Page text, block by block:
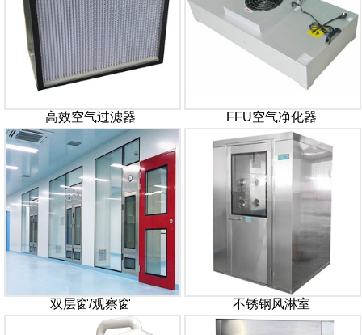
高效空气过滤器 FFU空气净化器
双层窗/观察窗 不锈钢风淋室